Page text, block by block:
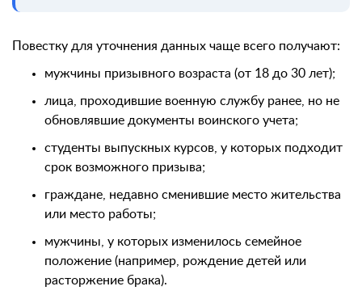
Повестку для уточнения данных чаще всего получают:
мужчины призывного возраста (от 18 до 30 лет);
лица, проходившие военную службу ранее, но не
обновлявшие документы воинского учета;
студенты выпускных курсов, у которых подходит
срок возможного призыва;
граждане, недавно сменившие место жительства
или место работы;
мужчины, у которых изменилось семейное
положение (например, рождение детей или
расторжение брака).